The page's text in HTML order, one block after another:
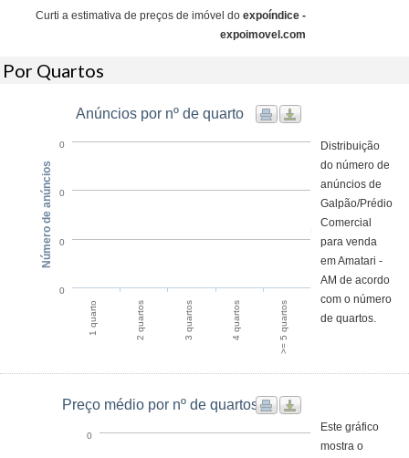
Curti a estimativa de preços de imóvel do expoíndice -
expoimovel.com
Por Quartos
Anúncios por nº de quarto
1 quarto 2 quartos 3 quartos 4 quartos >= 5 quartos
0
0
0
0
Número de anúncios
Distribuição
do número de
anúncios de
Galpão/Prédio
Comercial
para venda
em Amatari -
AM de acordo
com o número
de quartos.
Preço médio por nº de quartos
0
Este gráfico
mostra o